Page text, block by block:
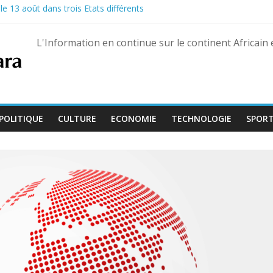
13 août dans trois États différents
Pastef après des propos jugés offensants envers le chef de l’État
pour les militaires, une hausse historique jusqu’à 80 %
Bienvenu Lamah promu général de brigade
L'Information en continue sur le continent Africain
POLITIQUE CULTURE ECONOMIE TECHNOLOGIE